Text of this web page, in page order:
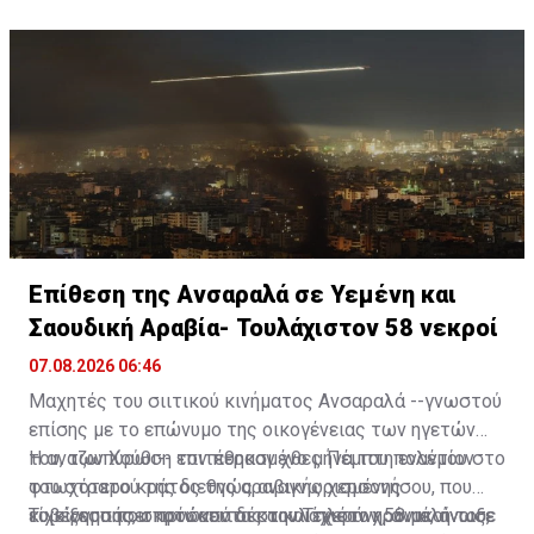
Επίθεση της Ανσαραλά σε Υεμένη και
Σαουδική Αραβία- Τουλάχιστον 58 νεκροί
07.08.2026 06:46
Μαχητές του σιιτικού κινήματος Ανσαραλά --γνωστού
επίσης με το επώνυμο της οικογένειας των ηγετών
του, των Χούθι-- επιτέθηκαν χθες Πέμπτη εναντίον
του στρατού της διεθνώς αναγνωρισμένης
κυβέρνησης, σκοτώνοντας τουλάχιστον 58 μέλη του,
Η αναζωπύρωση τον περασμένο μήνα του πολέμου στο
φτωχότερο κράτος της αραβικής χερσονήσου, που
είχε ξεσπάσει πριν από δέκα και πλέον χρόνια, άνοιξε
Το κίνημα που πρόσκειται στην Τεχεράνη, ανακοίνωσε